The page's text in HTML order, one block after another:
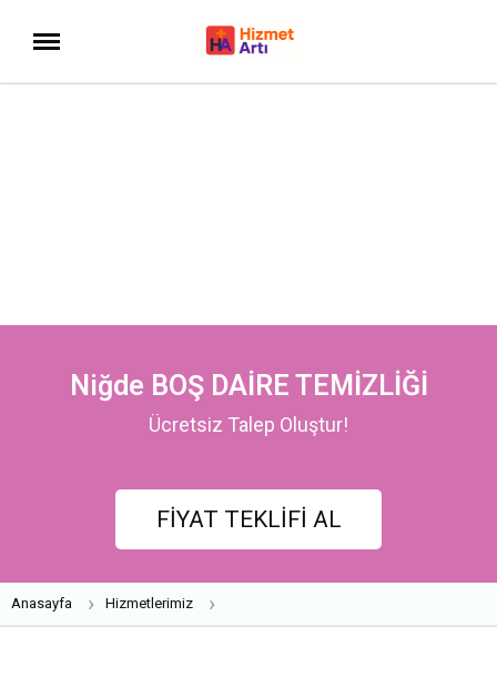
Niğde BOŞ DAİRE TEMİZLİĞİ
Ücretsiz Talep Oluştur!
FİYAT TEKLİFİ AL
Anasayfa Hizmetlerimiz